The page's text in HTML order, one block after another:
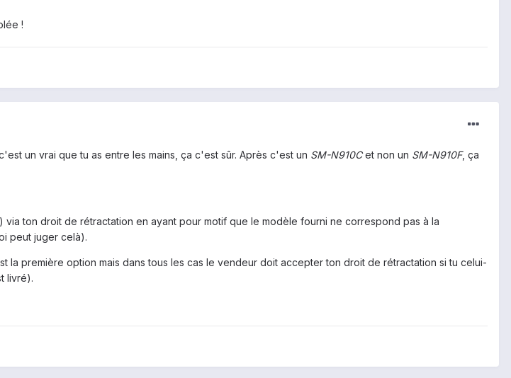
!
un vrai que tu as entre les mains, ça c'est sûr. Après c'est un SM-N910Cet non un SM-N910F, ça
ton droit de rétractation en ayant pour motif que le modèle fourni ne correspond pas à la
peut juger celà).
la première option mais dans tous les cas le vendeur doit accepter ton droit de rétractation si tu celui-
livré).